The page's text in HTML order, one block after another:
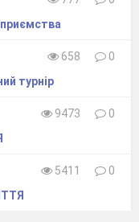
658
0
турнір
9473
0
5411
0